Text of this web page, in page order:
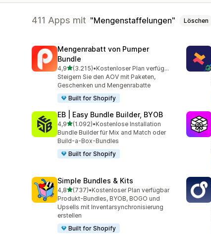
411 Apps mit Mengenstaffelungen Löschen
Mengenrabatt von Pumper
Bundle
4,9von 5 Sternen
(3.215)
3215 Rezensionen insgesamt
•
Kostenloser Plan verfügbar
Steigern Sie den AOV mit Paketen,
Geschenken und Mengenrabatte
Built for Shopify
EB | Easy Bundle Builder, BYOB
4,9von 5 Sternen
(1.092)
1092 Rezensionen insgesamt
•Kostenlose Installation
Bundle Builder für Mix and Match oder
Build-a-Box-Bundles
Built for Shopify
Simple Bundles & Kits
4,8von 5 Sternen
(737)
737 Rezensionen insgesamt
•Kostenloser Plan verfügbar
Produkt-Bundles, BYOB, BOGO und
Upsells mit Inventarsynchronisierung
erstellen
Built for Shopify